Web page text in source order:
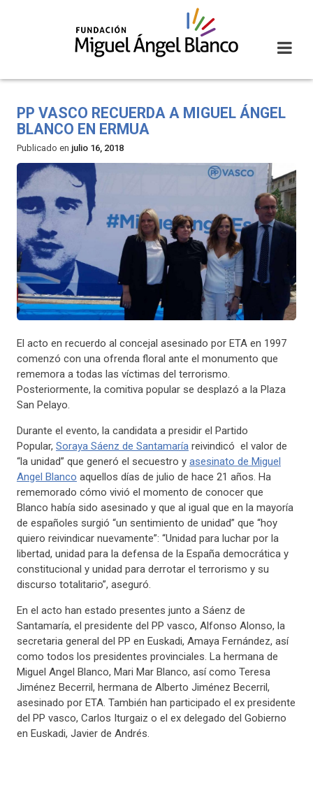
PP VASCO RECUERDA A MIGUEL ÁNGEL
BLANCO EN ERMUA
Publicado en julio 16, 2018
El acto en recuerdo al concejal asesinado por ETA en 1997
comenzó con una ofrenda floral ante el monumento que
rememora a todas las víctimas del terrorismo.
Posteriormente, la comitiva popular se desplazó a la Plaza
San Pelayo.
Durante el evento, la candidata a presidir el Partido
Popular, Soraya Sáenz de Santamaríareivindicó el valor de
“la unidad” que generó el secuestro y asesinato de Miguel
Angel Blanco aquellos días de julio de hace 21 años. Ha
rememorado cómo vivió el momento de conocer que
Blanco había sido asesinado y que al igual que en la mayoría
de españoles surgió “un sentimiento de unidad” que “hoy
quiero reivindicar nuevamente”: “Unidad para luchar por la
libertad, unidad para la defensa de la España democrática y
constitucional y unidad para derrotar el terrorismo y su
discurso totalitario”, aseguró.
En el acto han estado presentes junto a Sáenz de
Santamaría, el presidente del PP vasco, Alfonso Alonso, la
secretaria general del PP en Euskadi, Amaya Fernández, así
como todos los presidentes provinciales. La hermana de
Miguel Angel Blanco, Mari Mar Blanco, así como Teresa
Jiménez Becerril, hermana de Alberto Jiménez Becerril,
asesinado por ETA. También han participado el ex presidente
del PP vasco, Carlos Iturgaiz o el ex delegado del Gobierno
en Euskadi, Javier de Andrés.